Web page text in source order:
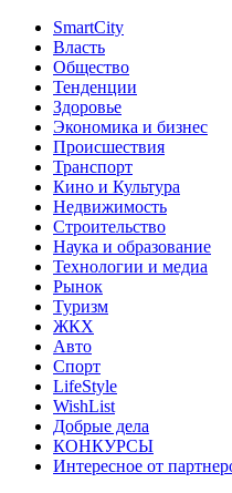
SmartCity
Власть
Общество
Тенденции
Здоровье
Экономика и бизнес
Происшествия
Транспорт
Кино и Культура
Недвижимость
Строительство
Наука и образование
Технологии и медиа
Рынок
Туризм
ЖКХ
Авто
Спорт
LifeStyle
WishList
Добрые дела
КОНКУРСЫ
Интересное от